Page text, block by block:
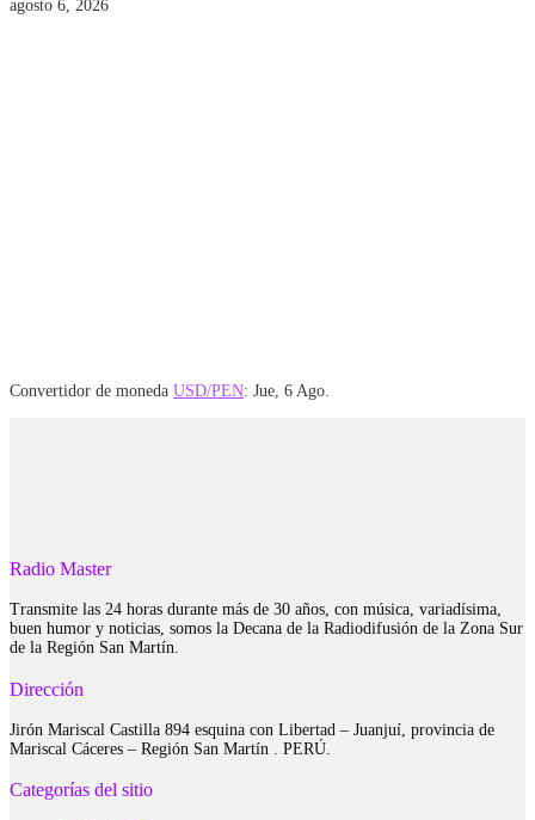
agosto 6, 2026
Convertidor de moneda USD/PEN: Jue, 6 Ago.
Radio Master
Transmite las 24 horas durante más de 30 años, con música, variadísima,
buen humor y noticias, somos la Decana de la Radiodifusión de la Zona Sur
de la Región San Martín.
Dirección
Jirón Mariscal Castilla 894 esquina con Libertad – Juanjuí, provincia de
Mariscal Cáceres – Región San Martín . PERÚ.
Categorías del sitio